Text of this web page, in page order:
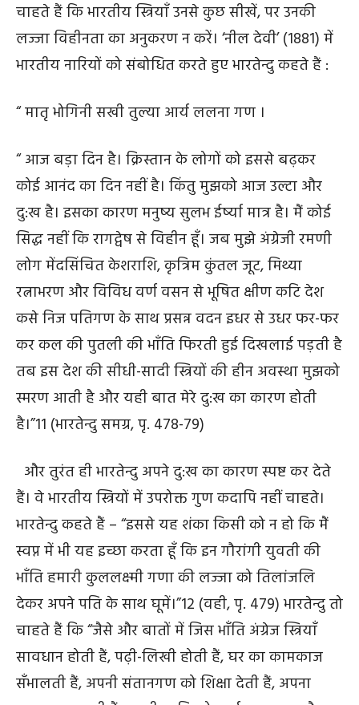
चाहते हैं कि भारतीय स्त्रियाँ उनसे कुछ सीखें, पर उनकी
लज्जा विहीनता का अनुकरण न करें। ‘नील देवी’ (1881) में
भारतीय नारियों को संबोधित करते हुए भारतेन्दु कहते हैं :
“ मातृ भोगिनी सखी तुल्या आर्य ललना गण ।
“ आज बड़ा दिन है। क्रिस्तान के लोगों को इससे बढ़कर
कोई आनंद का दिन नहीं है। किंतु मुझको आज उल्टा और
दु:ख है। इसका कारण मनुष्य सुलभ ईर्ष्या मात्र है। मैं कोई
सिद्ध नहीं कि रागद्वेष से विहीन हूँ। जब मुझे अंग्रेजी रमणी
लोग मेंदसिंचित केशराशि, कृत्रिम कुंतल जूट, मिथ्या
रत्नाभरण और विविध वर्ण वसन से भूषित क्षीण कटि देश
कसे निज पतिगण के साथ प्रसन्न वदन इधर से उधर फर-फर
कर कल की पुतली की भाँति फिरती हुई दिखलाई पड़ती है
तब इस देश की सीधी-सादी स्त्रियों की हीन अवस्था मुझको
स्मरण आती है और यही बात मेरे दु:ख का कारण होती
है।”11 (भारतेन्दु समग्र, पृ. 478-79)
और तुरंत ही भारतेन्दु अपने दु:ख का कारण स्पष्ट कर देते
हैं। वे भारतीय स्त्रियों में उपरोक्त गुण कदापि नहीं चाहते।
भारतेन्दु कहते हैं – “इससे यह शंका किसी को न हो कि मैं
स्वप्न में भी यह इच्छा करता हूँ कि इन गौरांगी युवती की
भाँति हमारी कुललक्ष्मी गणा की लज्जा को तिलांजलि
देकर अपने पति के साथ घूमें।”12 (वही, पृ. 479) भारतेन्दु तो
चाहते हैं कि “जैसे और बातों में जिस भाँति अंग्रेज स्त्रियाँ
सावधान होती हैं, पढ़ी-लिखी होती हैं, घर का कामकाज
सँभालती हैं, अपनी संतानगण को शिक्षा देती हैं, अपना